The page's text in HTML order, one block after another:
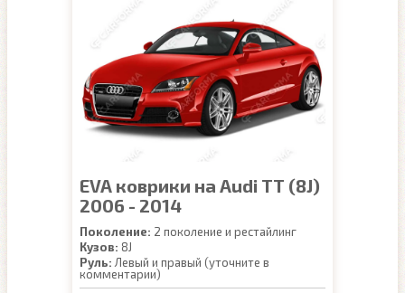
EVA коврики на Audi TT (8J)
2006 - 2014
Поколение: 2 поколение и рестайлинг
Кузов: 8J
Руль: Левый и правый (уточните в
комментарии)